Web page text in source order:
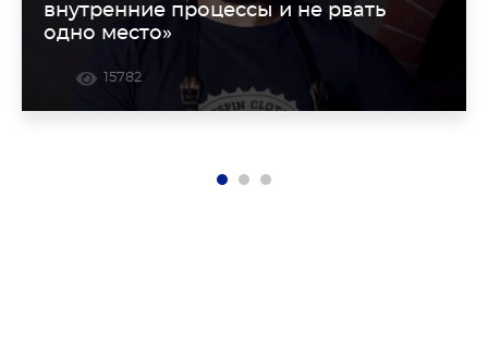
внутренние процессы и не рвать
одно место»
15782